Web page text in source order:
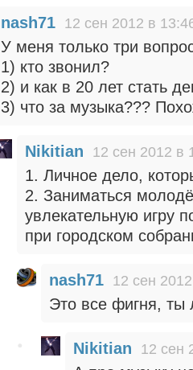
nash71 12 сен 2012 в
У меня только три
1) кто звонил?
2) и как в 20 лет стать
3) что за музыка???
Nikitian 12 сен 2012 в
1. Личное дело,
2. Заниматься
увлекательную игру
при городском
nash71 12 сен
Это все фигня, ты
Nikitian 12 сен